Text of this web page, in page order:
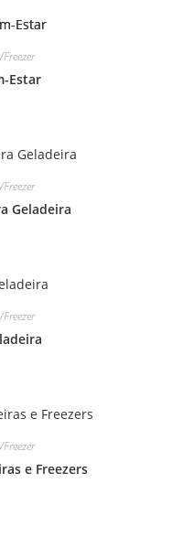
Estar
Geladeira
e Freezers